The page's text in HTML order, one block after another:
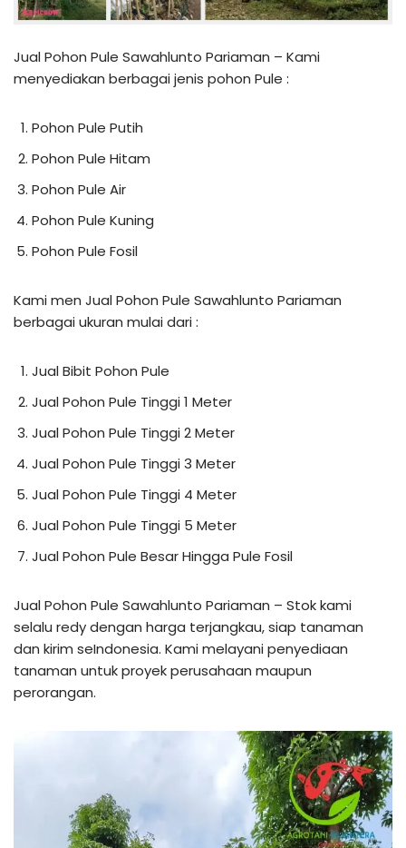
Jual Pohon Pule Sawahlunto Pariaman – Kami
menyediakan berbagai jenis pohon Pule :
Pohon Pule Putih
Pohon Pule Hitam
Pohon Pule Air
Pohon Pule Kuning
Pohon Pule Fosil
Kami men Jual Pohon Pule Sawahlunto Pariaman
berbagai ukuran mulai dari :
Jual Bibit Pohon Pule
Jual Pohon Pule Tinggi 1 Meter
Jual Pohon Pule Tinggi 2 Meter
Jual Pohon Pule Tinggi 3 Meter
Jual Pohon Pule Tinggi 4 Meter
Jual Pohon Pule Tinggi 5 Meter
Jual Pohon Pule Besar Hingga Pule Fosil
Jual Pohon Pule Sawahlunto Pariaman – Stok kami
selalu redy dengan harga terjangkau, siap tanaman
dan kirim seIndonesia. Kami melayani penyediaan
tanaman untuk proyek perusahaan maupun
perorangan.